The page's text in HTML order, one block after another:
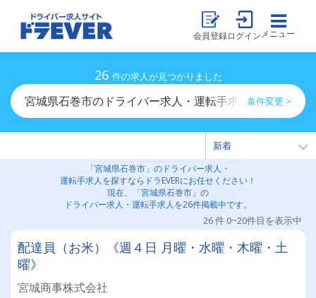
会員登録ログイン メニュー
26 件の求人が見つかりました
宮城県石巻市のドライバー求人・運転手求人一覧
条件変更 >
「宮城県石巻市」のドライバー求人・
運転手求人を探すならドラEVERにお任せください！
現在、「宮城県石巻市」の
ドライバー求人・運転手求人を26件掲載中です。
26 件 0~20件目を表示中
配達員（お米）《週４日 月曜・水曜・木曜・土
曜》
宮城商事株式会社